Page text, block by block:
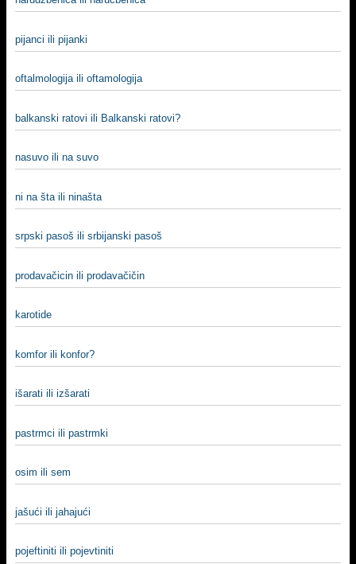
pijanci ili pijanki
oftalmologija ili oftamologija
balkanski ratovi ili Balkanski ratovi?
nasuvo ili na suvo
ni na šta ili ninašta
srpski pasoš ili srbijanski pasoš
prodavačicin ili prodavačičin
karotide
komfor ili konfor?
išarati ili izšarati
pastrmci ili pastrmki
osim ili sem
jašući ili jahajući
pojeftiniti ili pojevtiniti